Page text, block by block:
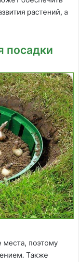
растений, а
посадки
поэтому
Также